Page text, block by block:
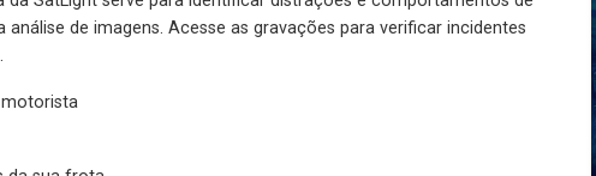
análise de imagens. Acesse as gravações para verificar incidentes
sua frota